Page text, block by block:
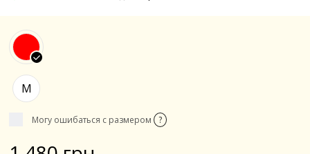
M
Могу ошибаться с размером ?